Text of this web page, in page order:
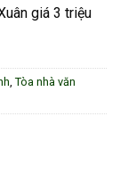
giá 3 triệu
, Tòa nhà văn